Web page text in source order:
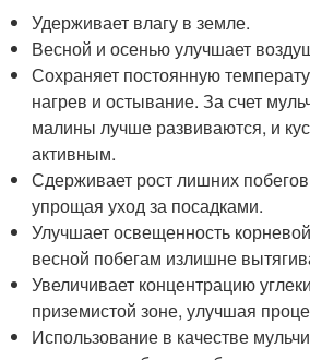
Удерживает влагу в земле.
Весной и осенью улучшает
Сохраняет постоянную
нагрев и остывание. За счет
малины лучше развиваются, и
активным.
Сдерживает рост лишних
упрощая уход за посадками.
Улучшает освещенность
весной побегам излишне
Увеличивает концентрацию
приземистой зоне, улучшая
Использование в качестве